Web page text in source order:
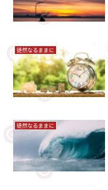
徒然なるままに
徒然なるままに